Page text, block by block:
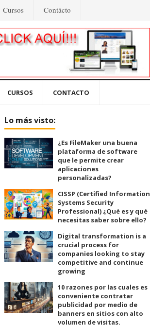
Cursos Contácto
CURSOS CONTACTO
Lo más visto:
¿Es FileMaker una buena
plataforma de software
que le permite crear
aplicaciones
personalizadas?
CISSP (Certified Information
Systems Security
Professional) ¿Qué es y qué
necesitas saber sobre ello?
Digital transformation is a
crucial process for
companies looking to stay
competitive and continue
growing
10 razones por las cuales es
conveniente contratar
publicidad por medio de
banners en sitios con alto
volumen de visitas.